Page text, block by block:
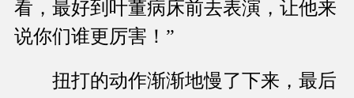
看，最好到叶董病床前去表演，让他来
说你们谁更厉害！”
扭打的动作渐渐地慢了下来，最后